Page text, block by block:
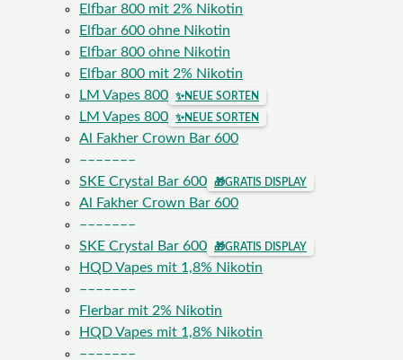
Elfbar 800 mit 2% Nikotin
Elfbar 600 ohne Nikotin
Elfbar 800 ohne Nikotin
Elfbar 800 mit 2% Nikotin
LM Vapes 800
✨NEUE SORTEN
LM Vapes 800 ✨NEUE SORTEN
Al Fakher Crown Bar 600
–––––––
SKE Crystal Bar 600
🎁GRATIS DISPLAY
Al Fakher Crown Bar 600
–––––––
SKE Crystal Bar 600
🎁GRATIS DISPLAY
HQD Vapes mit 1,8% Nikotin
–––––––
Flerbar mit 2% Nikotin
HQD Vapes mit 1,8% Nikotin
–––––––